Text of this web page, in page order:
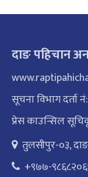
दाङ पहिचान
सूचना विभाग
प्रेस काउन्सिल
तुलसीपुर-०३,
+९७७-